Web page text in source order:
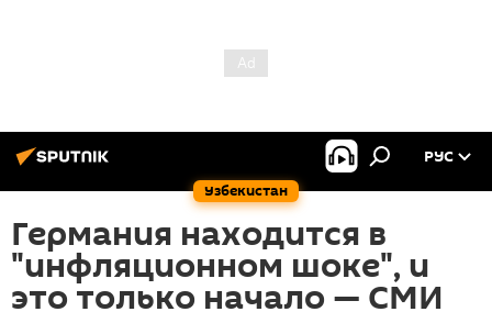
Узбекистан
РУС
Германия находится в
"инфляционном шоке", и
это только начало — СМИ